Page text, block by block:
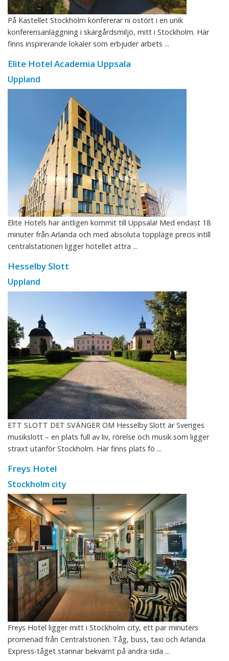
På Kastellet Stockholm konfererar ni ostört i en unik
konferensanläggning i skärgårdsmiljö, mitt i Stockholm. Här
finns inspirerande lokaler som erbjuder arbets ...
Elite Hotel Academia Uppsala
Uppland
Elite Hotels har äntligen kommit till Uppsala! Med endast 18
minuter från Arlanda och med absoluta toppläge precis intill
centralstationen ligger hotellet attra ...
Hesselby Slott
Uppland
ETT SLOTT DET SVÄNGER OM Hesselby Slott är Sveriges
musikslott – en plats full av liv, rörelse och musik som ligger
straxt utanför Stockholm. Här finns plats fö ...
Freys Hotel
Stockholm city
Freys Hotel ligger mitt i Stockholm city, ett par minuters
promenad från Centralstionen. Tåg, buss, taxi och Arlanda
Express-tåget stannar bekvämt på andra sida ...